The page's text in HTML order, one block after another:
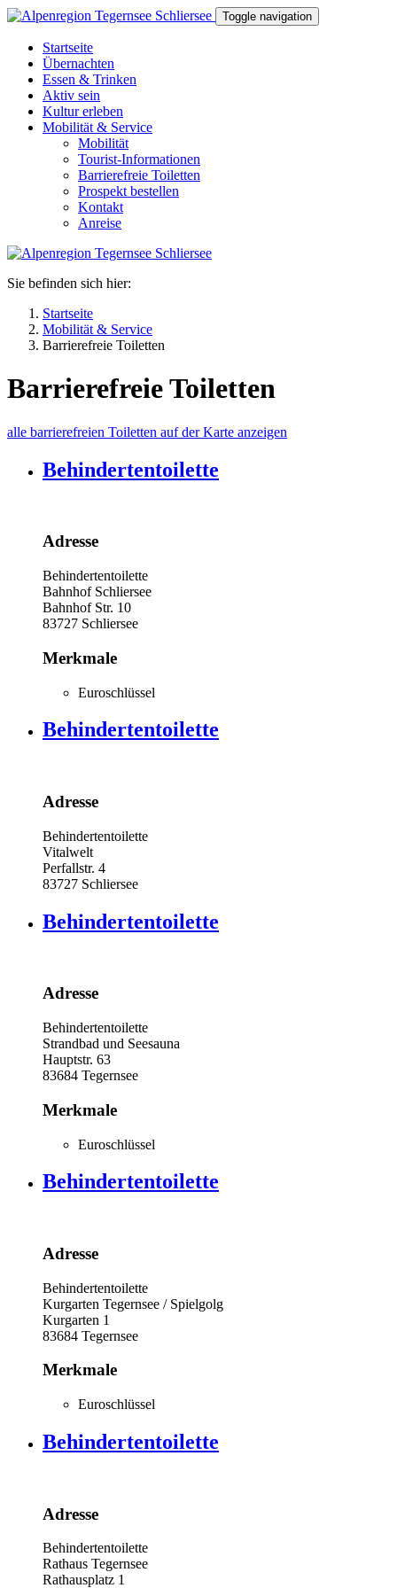
Direkt zum Inhalt Toggle navigation
Startseite
Übernachten
Essen & Trinken
Aktiv sein
Kultur erleben
Mobilität & Service
Mobilität
Tourist-Informationen
Barrierefreie Toiletten
Prospekt bestellen
Kontakt
Anreise
Sie befinden sich hier:
Startseite
Mobilität & Service
Barrierefreie Toiletten
Barrierefreie Toiletten
alle barrierefreien Toiletten auf der Karte anzeigen
Behindertentoilette
Adresse
Behindertentoilette
Bahnhof Schliersee
Bahnhof Str. 10
83727 Schliersee
Merkmale
Euroschlüssel
Behindertentoilette
Adresse
Behindertentoilette
Vitalwelt
Perfallstr. 4
83727 Schliersee
Behindertentoilette
Adresse
Behindertentoilette
Strandbad und Seesauna
Hauptstr. 63
83684 Tegernsee
Merkmale
Euroschlüssel
Behindertentoilette
Adresse
Behindertentoilette
Kurgarten Tegernsee / Spielgolg
Kurgarten 1
83684 Tegernsee
Merkmale
Euroschlüssel
Behindertentoilette
Adresse
Behindertentoilette
Rathaus Tegernsee
Rathausplatz 1